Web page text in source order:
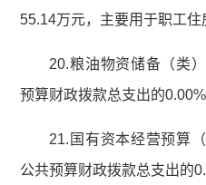
55.14万元，主要用于职工住
20.粮油物资储备（类
预算财政拨款总支出的0.00%
21.国有资本经营预算
公共预算财政拨款总支出的